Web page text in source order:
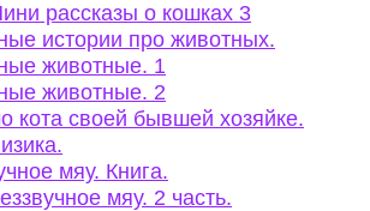
рассказы о кошках 3
истории про животных.
животные. 1
животные. 2
кота своей бывшей хозяйке.
мяу. Книга.
мяу. 2 часть.